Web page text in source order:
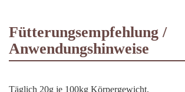
Fütterungsempfehlung /
Anwendungshinweise
Täglich 20g je 100kg Körpergewicht.